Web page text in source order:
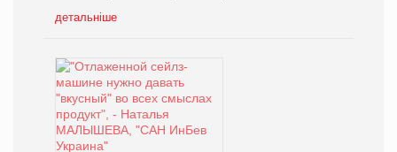
детальніше